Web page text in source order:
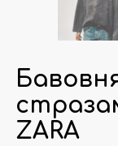
ZARA